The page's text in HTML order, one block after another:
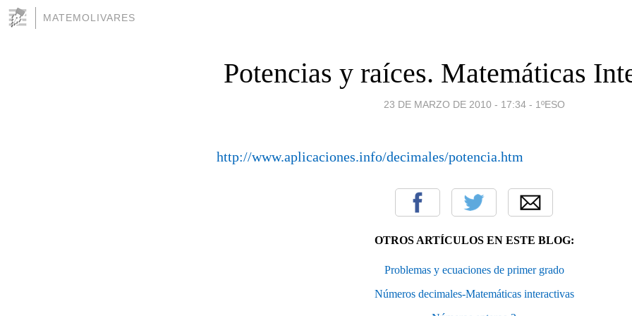
MATEMOLIVARES
Potencias y raíces. Matemáticas
23 DE MARZO DE 2010 - 17:34 - 1ºESO
http://www.aplicaciones.info/decimales/potencia.htm
OTROS ARTÍCULOS EN ESTE BLOG:
Problemas y ecuaciones de primer grado
Números decimales-Matemáticas interactivas